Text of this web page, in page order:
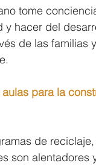
tome
hacer del
de las familias
para la
de
son alentadores